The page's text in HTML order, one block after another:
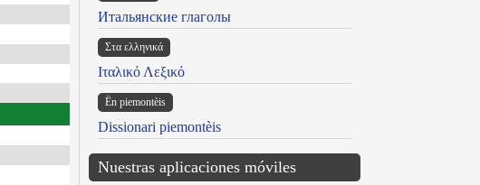
Итальянские глаголы
Στα ελληνικά
Ιταλικό Λεξικό
Ën piemontèis
Dissionari piemontèis
Nuestras aplicaciones móviles